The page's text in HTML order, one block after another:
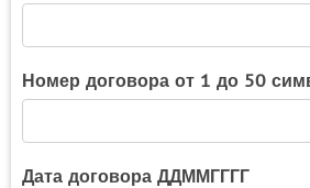
Номер договора от 1 до 50
Дата договора ДДММГГГГ